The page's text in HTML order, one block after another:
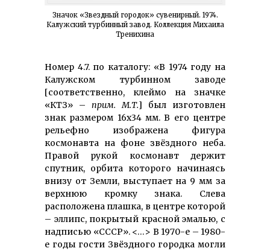
Значок «Звездный городок» сувенирный. 1974.
Калужский турбинный завод. Коллекция Михаила
Тренихина
Номер 4.7. по каталогу: «В 1974 году на
Калужском турбинном заводе
[соответственно, клеймо на значке
«КТЗ» – прим. М.Т.] был изготовлен
знак размером 16х34 мм. В его центре
рельефно изображена фигура
космонавта на фоне звёздного неба.
Правой рукой космонавт держит
спутник, орбита которого начинаясь
внизу от Земли, выступает на 9 мм за
верхнюю кромку знака. Слева
расположена плашка, в центре которой
– эллипс, покрытый красной эмалью, с
надписью «СССР». <…> В 1970-е – 1980-
е годы гости Звёздного городка могли